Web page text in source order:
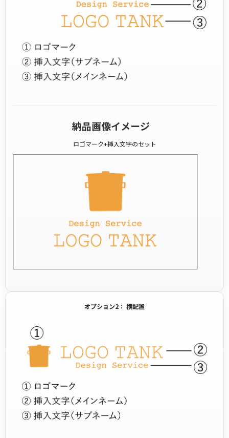
納品画像イメージ
ロゴマーク+挿入文字のセット
オプション2： 横配置